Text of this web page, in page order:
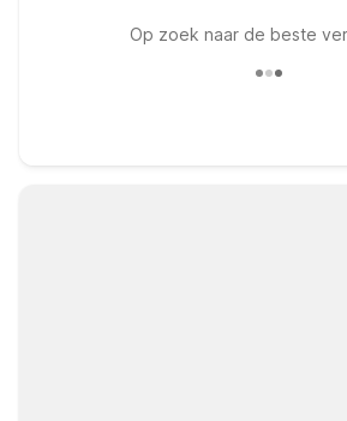
Op zoek naar de beste